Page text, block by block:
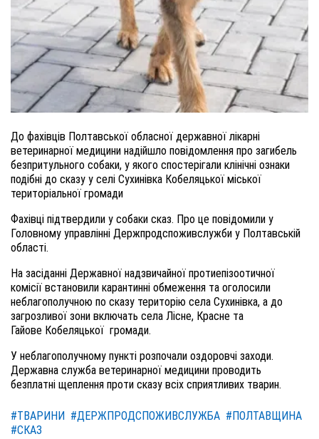
До фахівців Полтавської обласної державної лікарні
ветеринарної медицини надійшло повідомлення про загибель
безпритульного собаки, у якого спостерігали клінічні ознаки
подібні до сказу у селі Сухинівка Кобеляцької міської
територіальної громади
Фахівці підтвердили у собаки сказ. Про це повідомили у
Головному управлінні Держпродспоживслужби у Полтавській
області.
На засіданні Державної надзвичайної протиепізоотичної
комісії встановили карантинні обмеження та оголосили
неблагополучною по сказу територію села Сухинівка, а до
загрозливої зони включать села Лісне, Красне та
Гайове Кобеляцької громади.
У неблагополучному пункті розпочали оздоровчі заходи.
Державна служба ветеринарної медицини проводить
безплатні щеплення проти сказу всіх сприятливих тварин.
#ТВАРИНИ #ДЕРЖПРОДСПОЖИВСЛУЖБА #ПОЛТАВЩИНА
#СКАЗ